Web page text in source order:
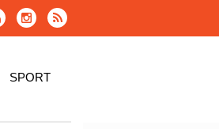
SPORT